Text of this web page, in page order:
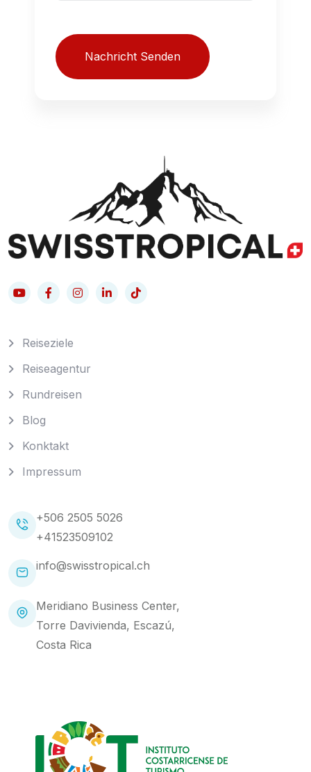
Nachricht Senden
Reiseziele
Reiseagentur
Rundreisen
Blog
Konktakt
Impressum
+506 2505 5026
+41523509102
info@swisstropical.ch
Meridiano Business Center,
Torre Davivienda, Escazú,
Costa Rica